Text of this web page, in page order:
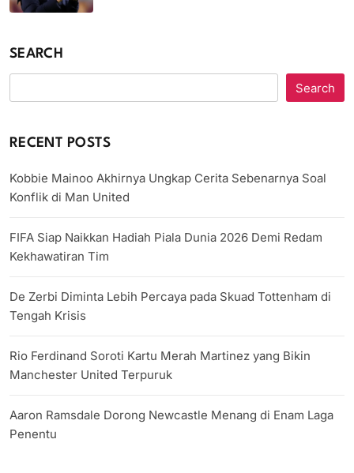
SEARCH
Search
RECENT POSTS
Kobbie Mainoo Akhirnya Ungkap Cerita Sebenarnya Soal
Konflik di Man United
FIFA Siap Naikkan Hadiah Piala Dunia 2026 Demi Redam
Kekhawatiran Tim
De Zerbi Diminta Lebih Percaya pada Skuad Tottenham di
Tengah Krisis
Rio Ferdinand Soroti Kartu Merah Martinez yang Bikin
Manchester United Terpuruk
Aaron Ramsdale Dorong Newcastle Menang di Enam Laga
Penentu